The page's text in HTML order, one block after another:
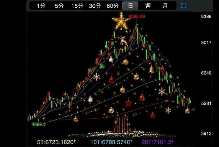
文內容： 隨著人工智慧（AI）帶動全球半導體
景氣強勁復甦，國內擁有兩大記憶體供應商的南
韓， 其政府財政也隨之迎來久違的巨大紅利。
在企業獲利暴增、薪資成長